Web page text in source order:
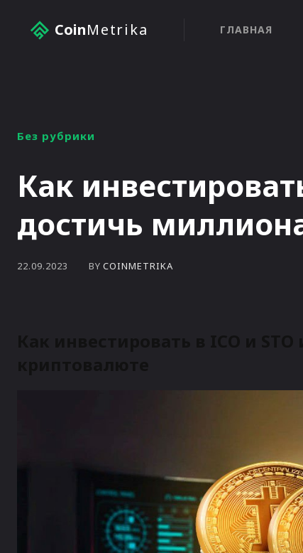
CoinMetrika ГЛАВНАЯ
Без рубрики
Как
достичь
22.09.2023 BY COINMETRIKA